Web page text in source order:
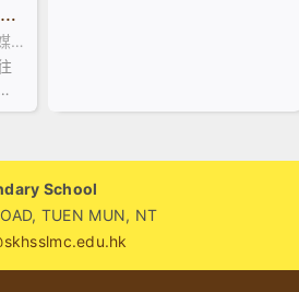
School
TUEN MUN, NT